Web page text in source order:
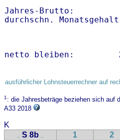
Jahres-
netto bleiben:
ausführlicher Lohnsteuerrechner auf
1: die Jahresbeträge beziehen sich auf
A33 2018
K
.. S 8b .. 1 2